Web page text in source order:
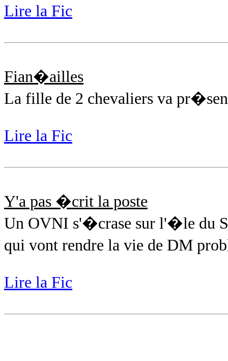
Lire la Fic
Fian�ailles
La fille de 2 chevaliers va
Lire la Fic
Y'a pas �crit la poste
Un OVNI s'�crase sur l'�le du
qui vont rendre la vie de DM
Lire la Fic